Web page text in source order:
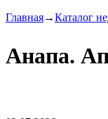
Главная→Каталог
Анапа.